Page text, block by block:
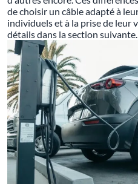
de choisir un câble adapté à
individuels et à la prise de leur
détails dans la section suivante.